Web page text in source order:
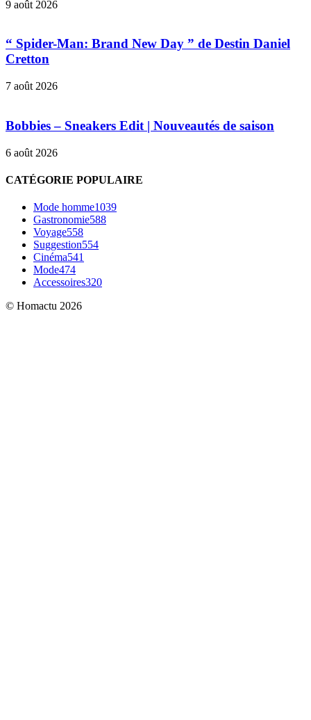
9 août 2026
“ Spider-Man: Brand New Day ” de Destin Daniel
Cretton
7 août 2026
Bobbies – Sneakers Edit | Nouveautés de saison
6 août 2026
CATÉGORIE POPULAIRE
Mode homme1039
Gastronomie588
Voyage558
Suggestion554
Cinéma541
Mode474
Accessoires320
© Homactu 2026